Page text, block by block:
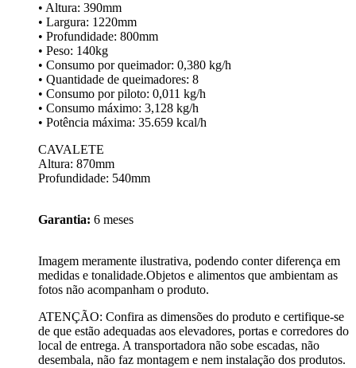
• Altura: 390mm
• Largura: 1220mm
• Profundidade: 800mm
• Peso: 140kg
• Consumo por queimador: 0,380 kg/h
• Quantidade de queimadores: 8
• Consumo por piloto: 0,011 kg/h
• Consumo máximo: 3,128 kg/h
• Potência máxima: 35.659 kcal/h
CAVALETE
Altura: 870mm
Profundidade: 540mm
Garantia: 6 meses
Imagem meramente ilustrativa, podendo conter diferença em
medidas e tonalidade.Objetos e alimentos que ambientam as
fotos não acompanham o produto.
ATENÇÃO: Confira as dimensões do produto e certifique-se
de que estão adequadas aos elevadores, portas e corredores do
local de entrega. A transportadora não sobe escadas, não
desembala, não faz montagem e nem instalação dos produtos.